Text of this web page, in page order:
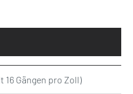
16 Gängen pro Zoll)